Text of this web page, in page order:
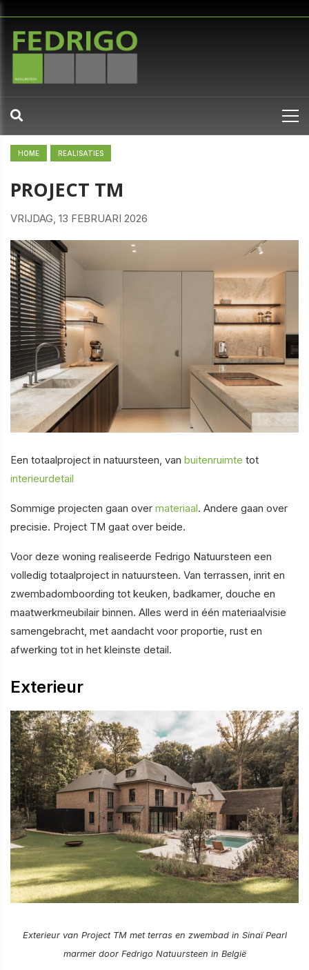
HOME REALISATIES
PROJECT TM
VRIJDAG, 13 FEBRUARI 2026
Een totaalproject in natuursteen, van buitenruimte tot
interieurdetail
Sommige projecten gaan over materiaal. Andere gaan over
precisie. Project TM gaat over beide.
Voor deze woning realiseerde Fedrigo Natuursteen een
volledig totaalproject in natuursteen. Van terrassen, inrit en
zwembadomboording tot keuken, badkamer, douche en
maatwerkmeubilair binnen. Alles werd in één materiaalvisie
samengebracht, met aandacht voor proportie, rust en
afwerking tot in het kleinste detail.
Exterieur
Exterieur van Project TM met terras en zwembad in Sinaï Pearl
marmer door Fedrigo Natuursteen in België